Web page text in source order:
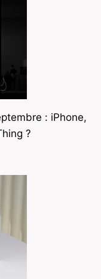
: iPhone,
?